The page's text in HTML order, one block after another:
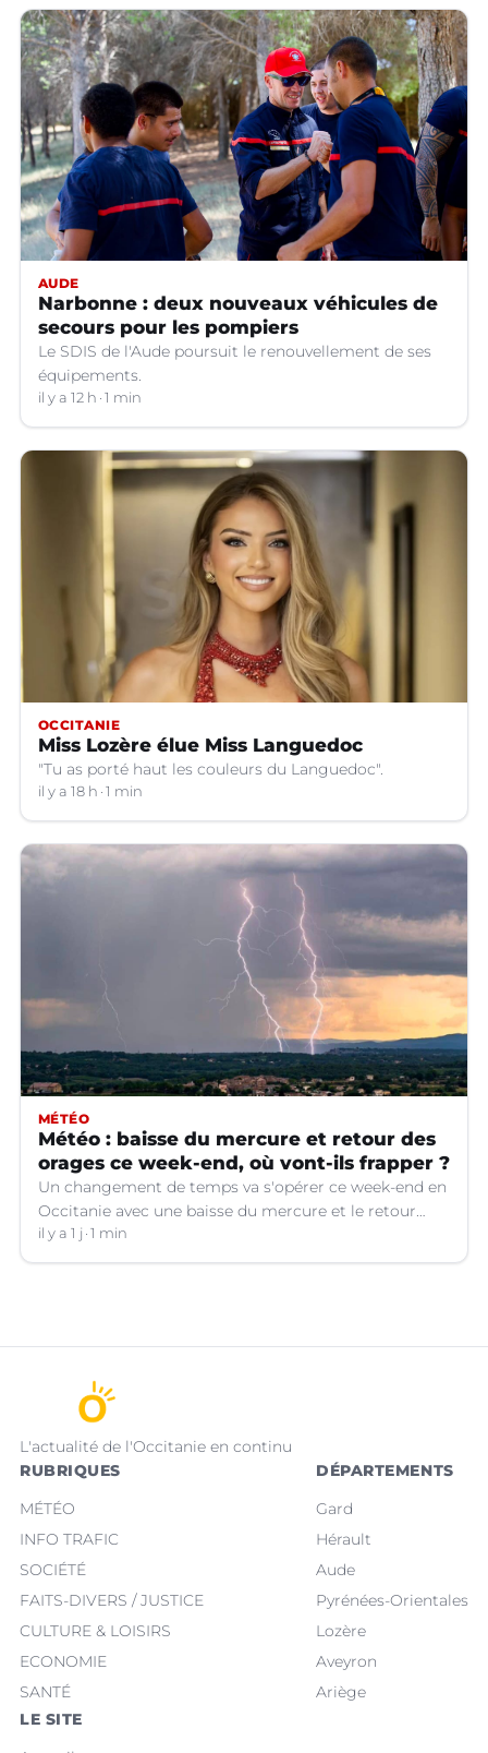
AUDE
Narbonne : deux nouveaux véhicules de
secours pour les pompiers
Le SDIS de l'Aude poursuit le renouvellement de ses
équipements.
il y a 12 h 1 min
OCCITANIE
Miss Lozère élue Miss Languedoc
"Tu as porté haut les couleurs du Languedoc".
il y a 18 h 1 min
MÉTÉO
Météo : baisse du mercure et retour des
orages ce week-end, où vont-ils frapper ?
Un changement de temps va s'opérer ce week-end en
Occitanie avec une baisse du mercure et le retour
d'orages dans certains départements.
il y a 1 j 1 min
L'actualité de l'Occitanie en continu
RUBRIQUES
MÉTÉO
INFO TRAFIC
SOCIÉTÉ
FAITS-DIVERS / JUSTICE
CULTURE & LOISIRS
ECONOMIE
SANTÉ
DÉPARTEMENTS
Gard
Hérault
Aude
Pyrénées-Orientales
Lozère
Aveyron
Ariège
LE SITE